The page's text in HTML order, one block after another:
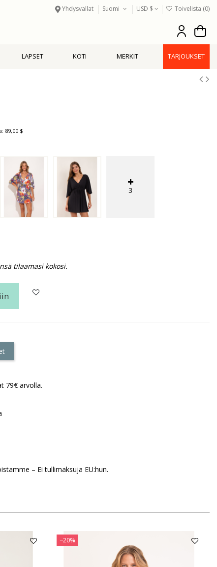
Yhdysvallat Suomi USD $ Toivelista (0)
LAPSET KOTI MERKIT TARJOUKSET
89,00 $
3
tilaamasi kokosi.
79€ arvolla.
– Ei tullimaksuja EU:hun.
−20%